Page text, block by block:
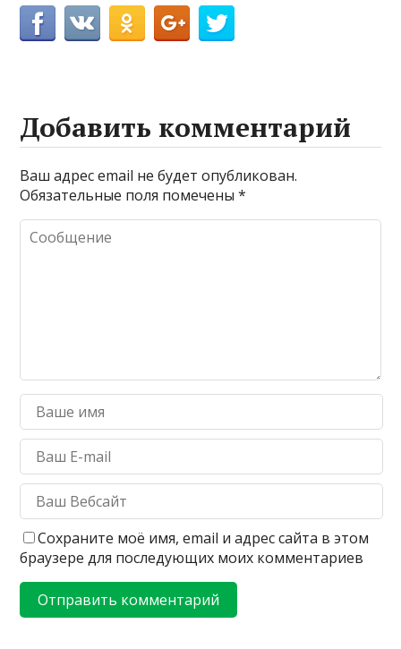
Добавить комментарий
Ваш адрес email не будет опубликован.
Обязательные поля помечены*
Сохраните моё имя, email и адрес сайта в этом
браузере для последующих моих комментариев